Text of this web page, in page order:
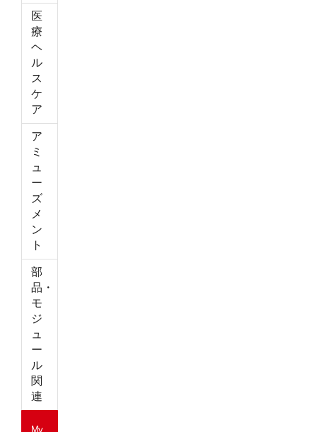
医
療
ヘ
ル
ス
ケ
ア
ア
ミ
ュ
ー
ズ
メ
ン
ト
部
品・
モ
ジ
ュ
ー
ル
関
連
My